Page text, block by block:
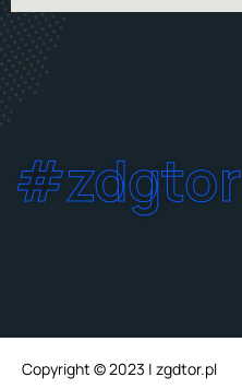
#zdgtor
Copyright © 2023 | zgdtor.pl